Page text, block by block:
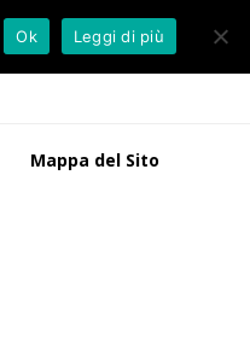
Mappa del Sito
Ok Leggi di più